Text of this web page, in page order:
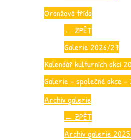
Oranžová třída
← ZPĚT
Galerie 2026/27
Kalendář kulturních akcí
Galerie – společné akce
Archiv galerie
← ZPĚT
Archiv galerie